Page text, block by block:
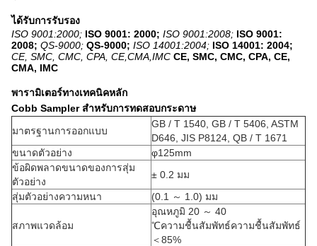
ได้รับการรับรอง
ISO 9001:2000; ISO 9001: 2000; ISO 9001:2008; ISO 9001:
2008; QS-9000; QS-9000; ISO 14001:2004; ISO 14001: 2004;
CE, SMC, CMC, CPA, CE,CMA,IMC CE, SMC, CMC, CPA, CE,
CMA, IMC
พารามิเตอร์ทางเทคนิคหลัก
Cobb Sampler สำหรับการทดสอบกระดาษ
มาตรฐานการออกแบบ
GB / T 1540, GB / T 5406, ASTM
D646, JIS P8124, QB / T 1671
ขนาดตัวอย่าง
φ125mm
ข้อผิดพลาดขนาดของการสุ่ม
ตัวอย่าง
± 0.2 มม
สุ่มตัวอย่างความหนา
(0.1 ～ 1.0) มม
สภาพแวดล้อม
อุณหภูมิ 20 ～ 40
℃ความชื้นสัมพัทธ์ความชื้นสัมพัทธ์
＜85%